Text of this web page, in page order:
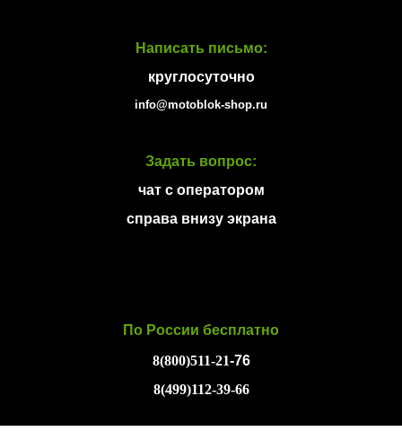
Написать письмо:
круглосуточно
info@motoblok-shop.ru
Задать вопрос:
чат с оператором
справа внизу экрана
По России бесплатно
8(800)511-21-76
8(499)112-39-66